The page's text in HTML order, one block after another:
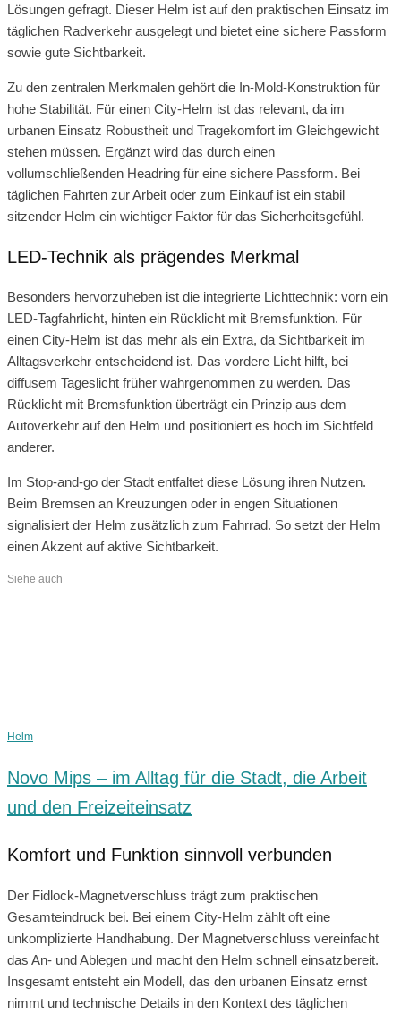
Lösungen gefragt. Dieser Helm ist auf den praktischen Einsatz im
täglichen Radverkehr ausgelegt und bietet eine sichere Passform
sowie gute Sichtbarkeit.
Zu den zentralen Merkmalen gehört die In-Mold-Konstruktion für
hohe Stabilität. Für einen City-Helm ist das relevant, da im
urbanen Einsatz Robustheit und Tragekomfort im Gleichgewicht
stehen müssen. Ergänzt wird das durch einen
vollumschließenden Headring für eine sichere Passform. Bei
täglichen Fahrten zur Arbeit oder zum Einkauf ist ein stabil
sitzender Helm ein wichtiger Faktor für das Sicherheitsgefühl.
LED-Technik als prägendes Merkmal
Besonders hervorzuheben ist die integrierte Lichttechnik: vorn ein
LED-Tagfahrlicht, hinten ein Rücklicht mit Bremsfunktion. Für
einen City-Helm ist das mehr als ein Extra, da Sichtbarkeit im
Alltagsverkehr entscheidend ist. Das vordere Licht hilft, bei
diffusem Tageslicht früher wahrgenommen zu werden. Das
Rücklicht mit Bremsfunktion überträgt ein Prinzip aus dem
Autoverkehr auf den Helm und positioniert es hoch im Sichtfeld
anderer.
Im Stop-and-go der Stadt entfaltet diese Lösung ihren Nutzen.
Beim Bremsen an Kreuzungen oder in engen Situationen
signalisiert der Helm zusätzlich zum Fahrrad. So setzt der Helm
einen Akzent auf aktive Sichtbarkeit.
Siehe auch
Helm
Novo Mips – im Alltag für die Stadt, die Arbeit
und den Freizeiteinsatz
Komfort und Funktion sinnvoll verbunden
Der Fidlock-Magnetverschluss trägt zum praktischen
Gesamteindruck bei. Bei einem City-Helm zählt oft eine
unkomplizierte Handhabung. Der Magnetverschluss vereinfacht
das An- und Ablegen und macht den Helm schnell einsatzbereit.
Insgesamt entsteht ein Modell, das den urbanen Einsatz ernst
nimmt und technische Details in den Kontext des täglichen